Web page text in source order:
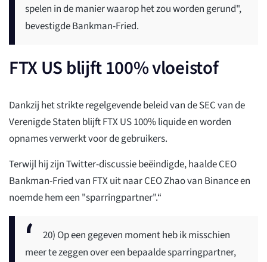
spelen in de manier waarop het zou worden gerund",
bevestigde Bankman-Fried.
FTX US blijft 100% vloeistof
Dankzij het strikte regelgevende beleid van de SEC van de
Verenigde Staten blijft FTX US 100% liquide en worden
opnames verwerkt voor de gebruikers.
Terwijl hij zijn Twitter-discussie beëindigde, haalde CEO
Bankman-Fried van FTX uit naar CEO Zhao van Binance en
noemde hem een "sparringpartner".“
20) Op een gegeven moment heb ik misschien
meer te zeggen over een bepaalde sparringpartner,